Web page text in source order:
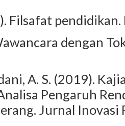
Filsafat pendidikan.
dengan
A. S. (2019).
Pengaruh
Jurnal